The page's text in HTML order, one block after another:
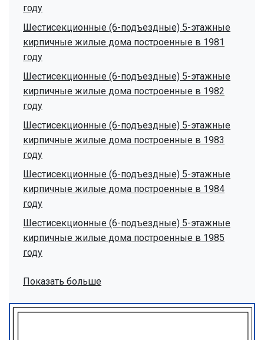
году
Шестисекционные (6-подъездные) 5-этажные
кирпичные жилые дома построенные в 1981
году
Шестисекционные (6-подъездные) 5-этажные
кирпичные жилые дома построенные в 1982
году
Шестисекционные (6-подъездные) 5-этажные
кирпичные жилые дома построенные в 1983
году
Шестисекционные (6-подъездные) 5-этажные
кирпичные жилые дома построенные в 1984
году
Шестисекционные (6-подъездные) 5-этажные
кирпичные жилые дома построенные в 1985
году
Показать больше